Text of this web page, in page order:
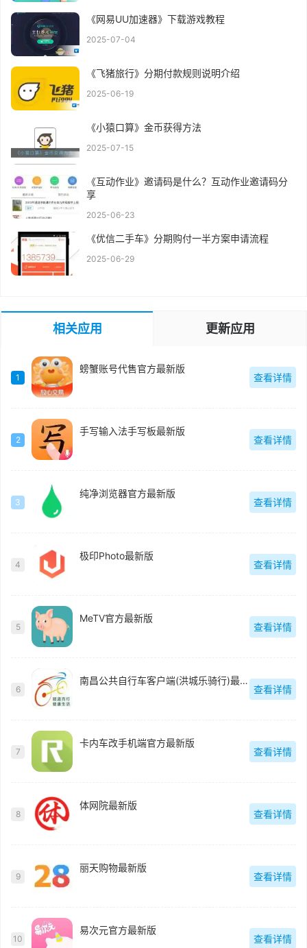
《网易UU加速器》下载游戏教程
2025-07-04
《飞猪旅行》分期付款规则说明介绍
2025-06-19
《小猿口算》金币获得方法
2025-07-15
《互动作业》邀请码是什么？互动作业邀请码分
享
2025-06-23
《优信二手车》分期购付一半方案申请流程
2025-06-29
相关应用 更新应用
1
螃蟹账号代售官方最新版
查看详情
2
手写输入法手写板最新版
查看详情
3
纯净浏览器官方最新版
查看详情
4
极印Photo最新版
查看详情
5
MeTV官方最新版
查看详情
6
南昌公共自行车客户端(洪城乐骑行)最新版
查看详情
7
卡内车改手机端官方最新版
查看详情
8
体网院最新版
查看详情
9
丽天购物最新版
查看详情
10
易次元官方最新版
查看详情